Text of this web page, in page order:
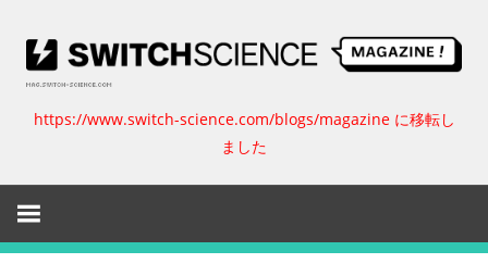
ッ
ス
イ
ッ
https://www.switch-science.com/blogs/magazine に移転し
ました